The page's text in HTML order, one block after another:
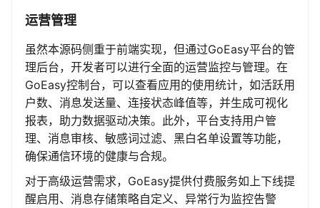
运营管理
虽然本源码侧重于前端实现，但通过GoEasy平台的管
理后台，开发者可以进行全面的运营监控与管理。在
GoEasy控制台，可以查看应用的使用统计，如活跃用
户数、消息发送量、连接状态峰值等，并生成可视化
报表，助力数据驱动决策。此外，平台支持用户管
理、消息审核、敏感词过滤、黑白名单设置等功能，
确保通信环境的健康与合规。
对于高级运营需求，GoEasy提供付费服务如上下线提
醒启用、消息存储策略自定义、异常行为监控告警